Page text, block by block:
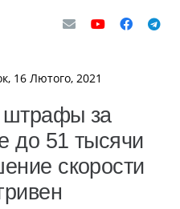
16 Лютого, 2021
штрафы за
до 51 тысячи
скорости